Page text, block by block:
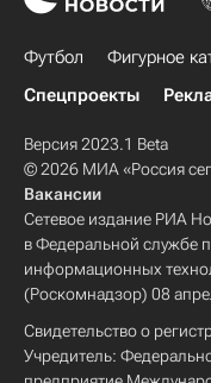
Футбол Фигурное
Спецпроекты
Версия 2023.1 Beta
© 2026 МИА «Россия
Вакансии
Сетевое издание РИА
в Федеральной службе
информационных
(Роскомнадзор) 08
Свидетельство о
Учредитель: